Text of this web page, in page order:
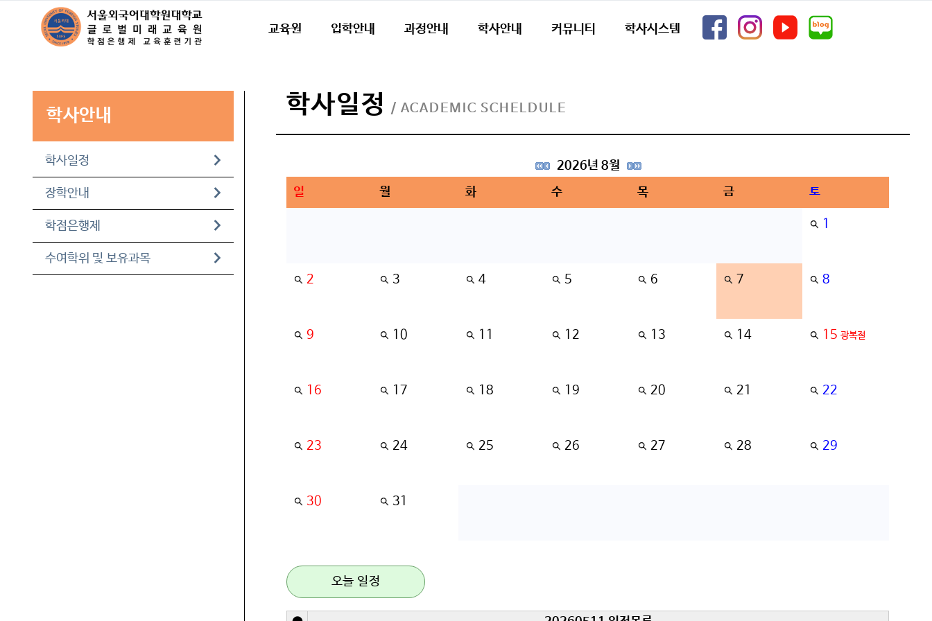
교육원 입학안내 과정안내 학사안내 커뮤니티 학사시스템
학사안내
학사일정
장학안내
학점은행제
수여학위 및 보유과목
학사일정 / ACADEMIC SCHELDULE
2026년 8월
일
월 화 수 목 금 토
1
2 3 4 5 6 7 8
9 10 11 12 13 14 15 광복절
16 17 18 19 20 21 22
23 24 25 26 27 28 29
30 31
오늘 일정